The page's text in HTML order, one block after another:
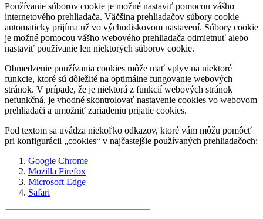
Používanie súborov cookie je možné nastaviť pomocou vášho
internetového prehliadača. Väčšina prehliadačov súbory cookie
automaticky prijíma už vo východiskovom nastavení. Súbory cookie
je možné pomocou vášho webového prehliadača odmietnuť alebo
nastaviť používanie len niektorých súborov cookie.
Obmedzenie používania cookies môže mať vplyv na niektoré
funkcie, ktoré sú dôležité na optimálne fungovanie webových
stránok. V prípade, že je niektorá z funkcií webových stránok
nefunkčná, je vhodné skontrolovať nastavenie cookies vo webovom
prehliadači a umožniť zariadeniu prijatie cookies.
Pod textom sa uvádza niekoľko odkazov, ktoré vám môžu pomôcť
pri konfigurácii „cookies“ v najčastejšie používaných prehliadačoch:
Google Chrome
Mozilla Firefox
Microsoft Edge
Safari